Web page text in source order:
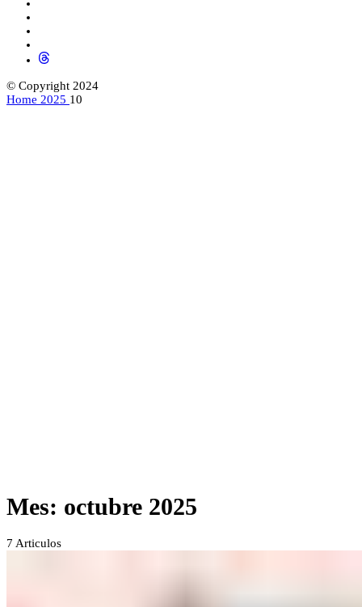
© Copyright 2024
Home 2025 10
Mes: octubre 2025
7 Articulos